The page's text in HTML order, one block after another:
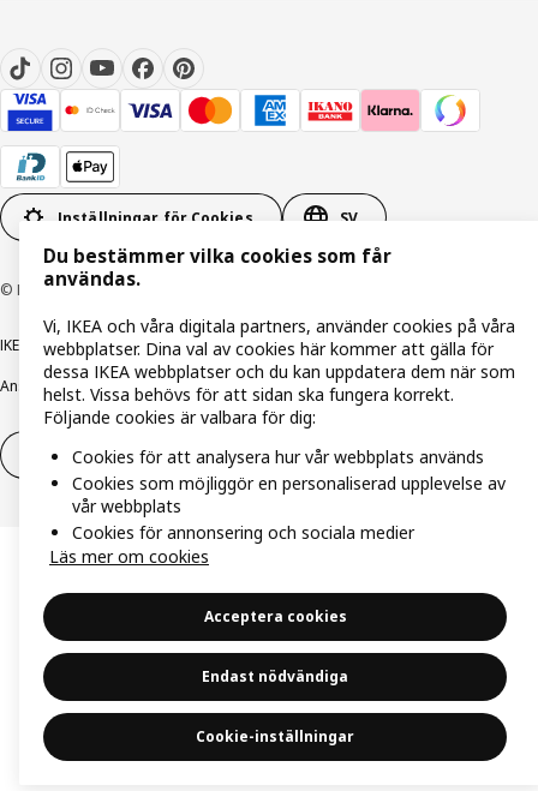
Inställningar för Cookies SV
© Inter IKEA Systems B.V. 1999-2026
IKEA Family integritetspolicyIntegritetspolicyCookiepolicy
Ansvarsfullt avslöjandepolicyE-post Köp- & leveransvillkor Bolagsinformation
Utöva ångerrätt Utöva ångerrätten för tjänster
Du bestämmer vilka cookies som får
användas.
Vi, IKEA och våra digitala partners, använder cookies på våra
webbplatser. Dina val av cookies här kommer att gälla för
dessa IKEA webbplatser och du kan uppdatera dem när som
helst. Vissa behövs för att sidan ska fungera korrekt.
Följande cookies är valbara för dig:
Cookies för att analysera hur vår webbplats används
Cookies som möjliggör en personaliserad upplevelse av
vår webbplats
Cookies för annonsering och sociala medier
Läs mer om cookies
Acceptera cookies
Endast nödvändiga
Cookie-inställningar